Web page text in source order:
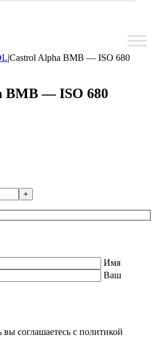
|Castrol Alpha BMB — ISO 680
BMB — ISO 680
+
Имя
Ваш
соглашаетесь с политикой